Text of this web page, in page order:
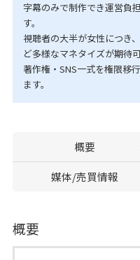
字幕のみで制作でき運営負
す。
視聴者の大半が女性につき
ど多様なマネタイズが期待可
著作権・SNS一式を権限移
ます。
概要
媒体/売買情報
概要